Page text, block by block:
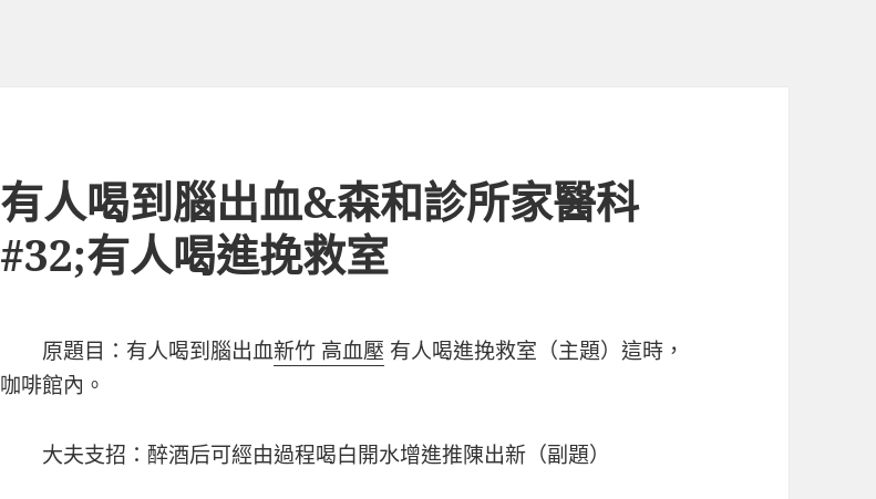
有人喝到腦出血&森和診所家醫科
#32;有人喝進挽救室
原題目：有人喝到腦出血新竹 高血壓 有人喝進挽救室（主題）這時，
咖啡館內。
大夫支招：醉酒后可經由過程喝白開水增進推陳出新（副題）